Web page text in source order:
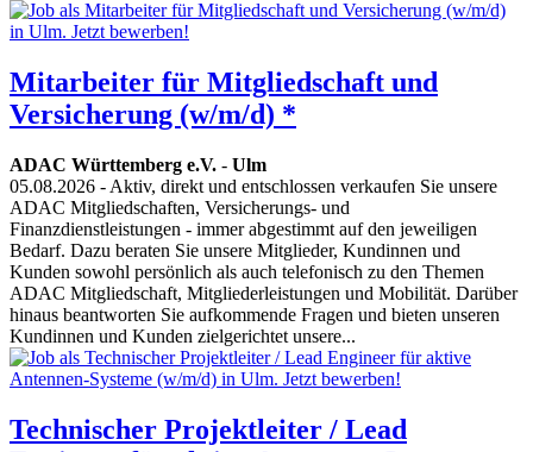
Mitarbeiter für Mitgliedschaft und
Versicherung (w/m/d) *
ADAC Württemberg e.V. - Ulm
05.08.2026 - Aktiv, direkt und entschlossen verkaufen Sie unsere
ADAC Mitgliedschaften, Versicherungs- und
Finanzdienstleistungen - immer abgestimmt auf den jeweiligen
Bedarf. Dazu beraten Sie unsere Mitglieder, Kundinnen und
Kunden sowohl persönlich als auch telefonisch zu den Themen
ADAC Mitgliedschaft, Mitgliederleistungen und Mobilität. Darüber
hinaus beantworten Sie aufkommende Fragen und bieten unseren
Kundinnen und Kunden zielgerichtet unsere...
Technischer Projektleiter / Lead